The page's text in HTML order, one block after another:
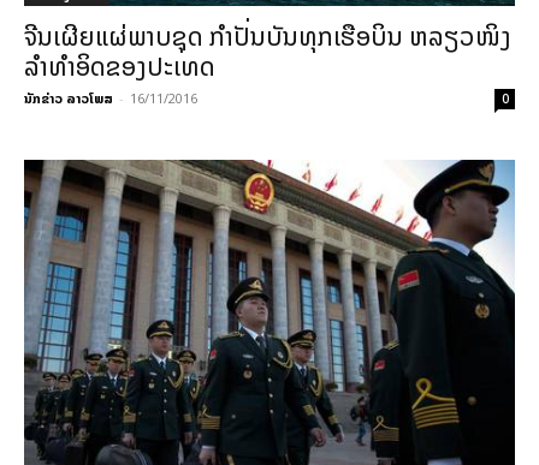
ຈີນເຜີຍແຜ່ພາບຊຸດ ກຳປັ່ນບັນທຸກເຮືອບິນ ຫລຽວໜິງ
ລຳທຳອິດຂອງປະເທດ
ນັກຂ່າວ ລາວໂພສ - 16/11/2016 0